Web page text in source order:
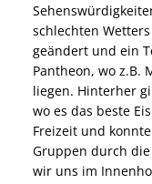
schlechten
geändert und ein
Pantheon, wo z.B.
liegen. Hinterher
wo es das beste
Freizeit und
Gruppen durch
wir uns im